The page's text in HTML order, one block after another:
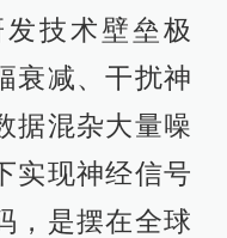
技术壁垒极
衰减、干扰神
据混杂大量噪
实现神经信号
，是摆在全球